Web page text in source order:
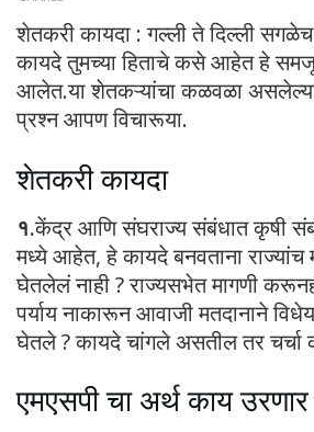
शेतकरी कायदा : गल्ली ते दिल्ली
कायदे तुमच्या हिताचे कसे आहेत हे
आलेत.या शेतकऱ्यांचा कळवळा
प्रश्न आपण विचारूया.
शेतकरी कायदा
१.केंद्र आणि संघराज्य संबंधात कृषी
मध्ये आहेत, हे कायदे बनवताना राज्यांच
घेतलेलं नाही ? राज्यसभेत मागणी
पर्याय नाकारून आवाजी मतदानाने
घेतले ? कायदे चांगले असतील तर चर्चा
एमएसपी चा अर्थ काय